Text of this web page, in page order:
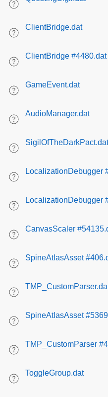
ClientBridge.dat
ClientBridge #4480.dat
GameEvent.dat
AudioManager.dat
SigilOfTheDarkPact.dat
LocalizationDebugger
LocalizationDebugger
CanvasScaler
SpineAtlasAsset
SpineAtlasAsset
TMP_CustomParser
ToggleGroup.dat